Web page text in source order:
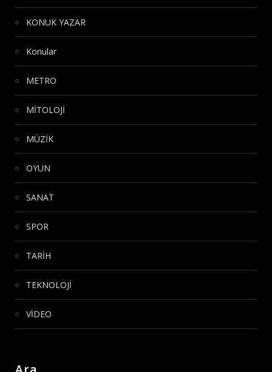
KONUK YAZAR
Konular
METRO
MİTOLOJİ
MÜZİK
OYUN
SANAT
SPOR
TARİH
TEKNOLOJİ
VİDEO